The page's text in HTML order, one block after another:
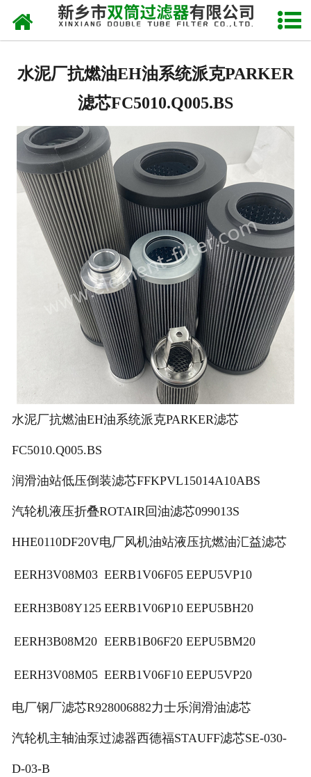
网站首页
新闻中心
产品快讯
在线留言
联系我们
网站地图
水泥厂抗燃油EH油系统派克PARKER
滤芯FC5010.Q005.BS
水泥厂抗燃油EH油系统派克PARKER滤芯
FC5010.Q005.BS
润滑油站低压倒装滤芯FFKPVL15014A10ABS
汽轮机液压折叠ROTAIR回油滤芯099013S
HHE0110DF20V电厂风机油站液压抗燃油汇益滤芯
EERH3V08M03 EERB1V06F05 EEPU5VP10
EERH3B08Y125 EERB1V06P10 EEPU5BH20
EERH3B08M20 EERB1B06F20 EEPU5BM20
EERH3V08M05 EERB1V06F10 EEPU5VP20
电厂钢厂滤芯R928006882力士乐润滑油滤芯
汽轮机主轴油泵过滤器西德福STAUFF滤芯SE-030-
D-03-B